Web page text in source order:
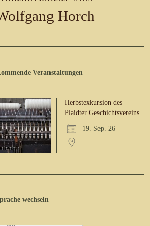
Horch
Veranstaltungen
Herbstexkursion des
Plaidter Geschichtsvereins
19. Sep. 26
wechseln